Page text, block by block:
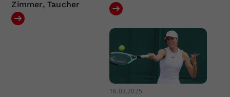
Zimmer, Taucher
16.03.2025